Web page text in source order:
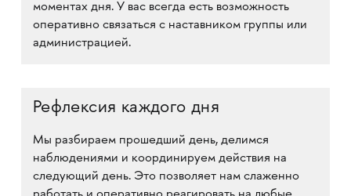
моментах дня. У вас всегда есть возможность
оперативно связаться с наставником группы или
администрацией.
Рефлексия каждого дня
Мы разбираем прошедший день, делимся
наблюдениями и координируем действия на
следующий день. Это позволяет нам слаженно